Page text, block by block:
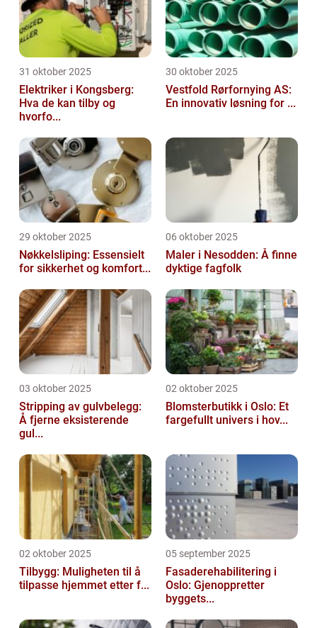
31 oktober 2025
Elektriker i Kongsberg:
Hva de kan tilby og
hvorfo...
30 oktober 2025
Vestfold Rørfornying AS:
En innovativ løsning for ...
29 oktober 2025
Nøkkelsliping: Essensielt
for sikkerhet og komfort...
06 oktober 2025
Maler i Nesodden: Å finne
dyktige fagfolk
03 oktober 2025
Stripping av gulvbelegg:
Å fjerne eksisterende
gul...
02 oktober 2025
Blomsterbutikk i Oslo: Et
fargefullt univers i hov...
02 oktober 2025
Tilbygg: Muligheten til å
tilpasse hjemmet etter f...
05 september 2025
Fasaderehabilitering i
Oslo: Gjenoppretter
byggets...